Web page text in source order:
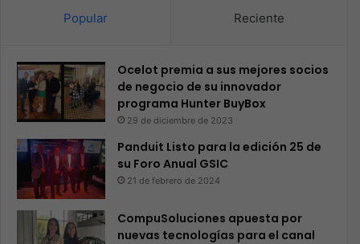
Popular Reciente
Ocelot premia a sus mejores socios
de negocio de su innovador
programa Hunter BuyBox
29 de diciembre de 2023
Panduit Listo para la edición 25 de
su Foro Anual GSIC
21 de febrero de 2024
CompuSoluciones apuesta por
nuevas tecnologías para el canal